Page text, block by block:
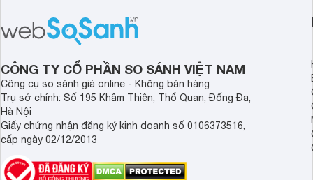
tiếp cận hơn dù mới ra mắt trong năm
nghệ hỗ trợ nâng
CÔNG TY CỔ PHẦN SO SÁNH VIỆT NAM
Công cụ so sánh giá online - Không bán hàng
Trụ sở chính: Số 195 Khâm Thiên, Thổ Quan, Đống Đa,
Hà Nội
Giấy chứng nhận đăng ký kinh doanh số 0106373516,
cấp ngày 02/12/2013